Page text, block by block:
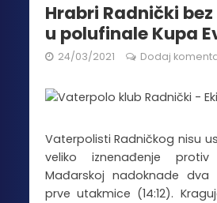
Hrabri Radnički
u polufinale Kupa
24/03/2021 Dodaj
Vaterpolisti Radničkog nisu
veliko iznenađenje
Mađarskoj nadoknade
prve utakmice (14:12).